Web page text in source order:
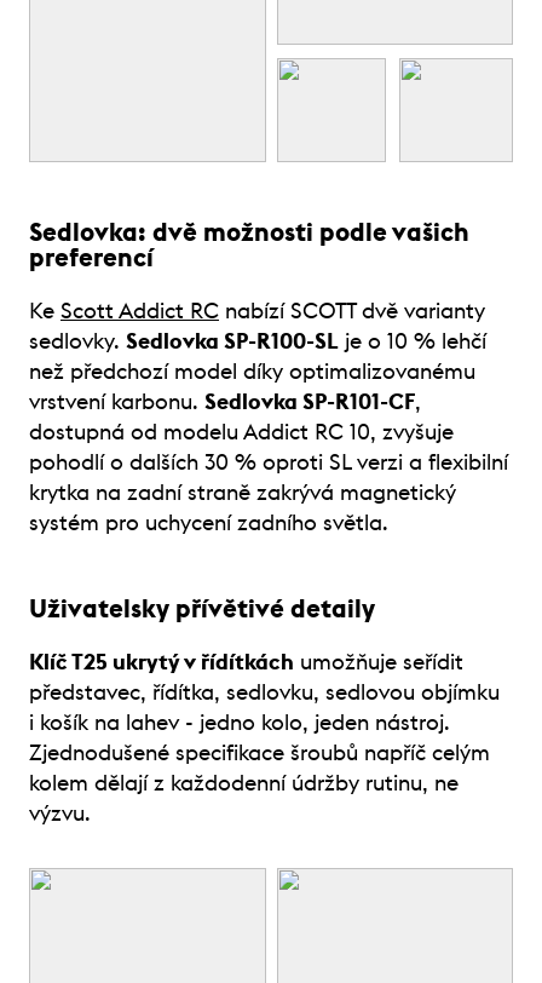
Sedlovka: dvě možnosti podle vašich
preferencí
Ke Scott Addict RC nabízí SCOTT dvě varianty
sedlovky. Sedlovka SP-R100-SL je o 10 % lehčí
než předchozí model díky optimalizovanému
vrstvení karbonu. Sedlovka SP-R101-CF,
dostupná od modelu Addict RC 10, zvyšuje
pohodlí o dalších 30 % oproti SL verzi a flexibilní
krytka na zadní straně zakrývá magnetický
systém pro uchycení zadního světla.
Uživatelsky přívětivé detaily
Klíč T25 ukrytý v řídítkách umožňuje seřídit
představec, řídítka, sedlovku, sedlovou objímku
i košík na lahev - jedno kolo, jeden nástroj.
Zjednodušené specifikace šroubů napříč celým
kolem dělají z každodenní údržby rutinu, ne
výzvu.